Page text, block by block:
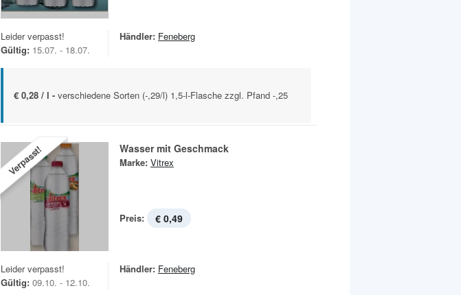
Leider verpasst!
Gültig: 15.07. - 18.07.
Händler: Feneberg
€ 0,28 / l - verschiedene Sorten (-,29/l) 1,5-l-Flasche zzgl. Pfand -,25
Verpasst! Wasser mit Geschmack
Marke: Vitrex
Preis: € 0,49
Leider verpasst!
Gültig: 09.10. - 12.10.
Händler: Feneberg